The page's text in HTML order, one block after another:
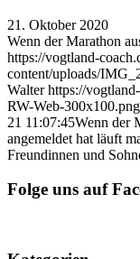
21. Oktober 2020
Wenn der Marathon
https://vogtland-
content/uploads/
Walter https://
RW-Web-300x100.png
21 11:07:45Wenn der
angemeldet hat läuft
Freundinnen und
Folge uns auf